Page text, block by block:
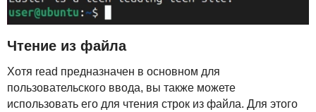
Чтение из файла
Хотя read предназначен в основном для
пользовательского ввода, вы также можете
использовать его для чтения строк из файла. Для этого